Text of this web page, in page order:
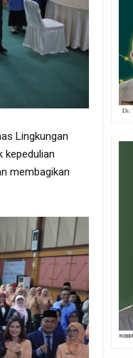
Lingkungan
kepedulian
membagikan